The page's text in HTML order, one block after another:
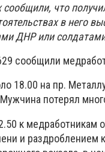
сообщили, что
в него
ДНР или
сообщили
18.00 на пр.
потерял
к медработникам
и раздроблением